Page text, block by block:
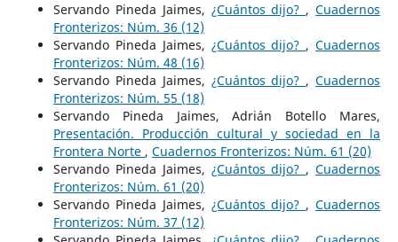
Servando Pineda Jaimes, ¿Cuántos dijo? ,Cuadernos
Fronterizos: Núm. 36 (12)
Servando Pineda Jaimes, ¿Cuántos dijo? ,Cuadernos
Fronterizos: Núm. 48 (16)
Servando Pineda Jaimes, ¿Cuántos dijo? ,Cuadernos
Fronterizos: Núm. 55 (18)
Servando Pineda Jaimes, Adrián Botello Mares,
Presentación. Producción cultural y sociedad en la
Frontera Norte , Cuadernos Fronterizos: Núm. 61 (20)
Servando Pineda Jaimes, ¿Cuántos dijo? ,Cuadernos
Fronterizos: Núm. 61 (20)
Servando Pineda Jaimes, ¿Cuántos dijo? ,Cuadernos
Fronterizos: Núm. 37 (12)